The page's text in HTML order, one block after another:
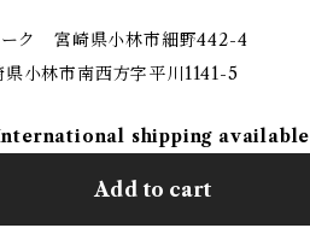
ク 宮崎県小林市細野442-4
小林市南西方字平川1141-5
shipping available
Add to cart